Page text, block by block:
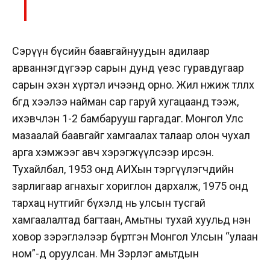
Сэрүүн бүсийн баавгайнуудын адилаар
арваннэгдүгээр сарын дунд үеэс гуравдугаар
сарын эхэн хүртэл ичээнд орно. Жил өнжиж төллөх
бөгөөд хээлээ найман сар гаруй хугацаанд тээж,
ихэвчлэн 1-2 бамбарууш гаргадаг. Монгол Улс
мазаалай баавгайг хамгаалах талаар олон чухал
арга хэмжээг авч хэрэгжүүлсээр ирсэн.
Тухайлбал, 1953 онд АИХын тэргүүлэгчдийн
зарлигаар агнахыг хориглон дархалж, 1975 онд
тархац нутгийг бүхэлд нь улсын тусгай
хамгаалалтад багтаан, Амьтны тухай хуульд нэн
ховор зэрэглэлээр бүртгэн Монгол Улсын “улаан
ном”-д оруулсан. Мөн Зэрлэг амьтдын